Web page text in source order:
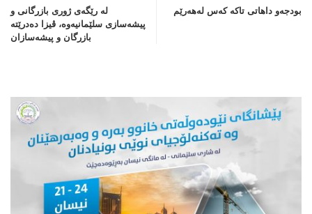
بودجه‌و داهاتی‌ تاكه‌ كه‌س له‌هه‌رێم ‌
لە رێگەی ژوری بازرگانی و
پیشەسازی سلێمانیەوە، ڤیزا دەدرێتە
بازرگان و پیشەسازان